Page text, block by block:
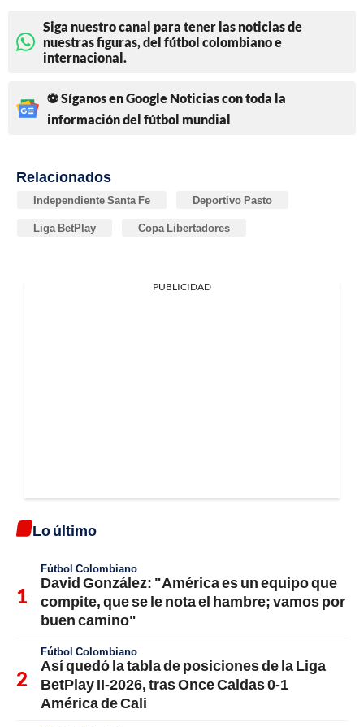
Siga nuestro canal para tener las noticias de
nuestras figuras, del fútbol colombiano e
internacional.
⚽ Síganos en Google Noticias con toda la
información del fútbol mundial
Relacionados
Independiente Santa Fe Deportivo Pasto
Liga BetPlay Copa Libertadores
PUBLICIDAD
Lo último
Fútbol Colombiano
David González: "América es un equipo que
compite, que se le nota el hambre; vamos por
buen camino"
Fútbol Colombiano
Así quedó la tabla de posiciones de la Liga
BetPlay II-2026, tras Once Caldas 0-1
América de Cali